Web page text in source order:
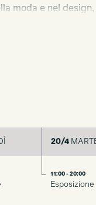
moda e nel
20/4
11:00 - 20:00
Esposizione